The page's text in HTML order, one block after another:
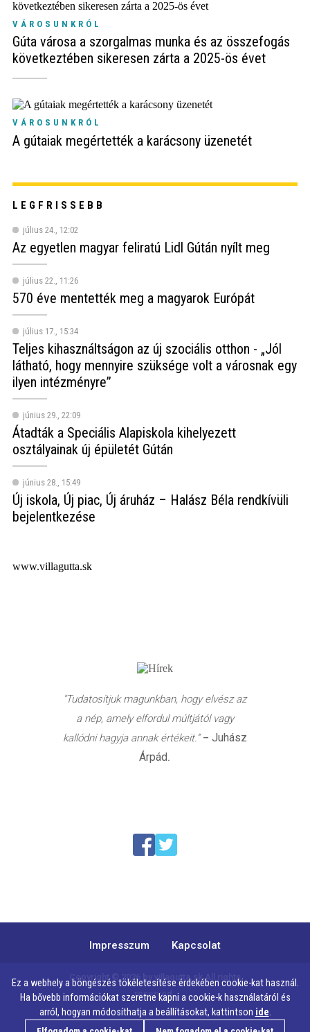
VÁROSUNKRÓL
Gúta városa a szorgalmas munka és az összefogás
következtében sikeresen zárta a 2025-ös évet
VÁROSUNKRÓL
A gútaiak megértették a karácsony üzenetét
LEGFRISSEBB
július 24., 12:02
Az egyetlen magyar feliratú Lidl Gútán nyílt meg
július 22., 11:26
570 éve mentették meg a magyarok Európát
július 17., 15:34
Teljes kihasználtságon az új szociális otthon - „Jól
látható, hogy mennyire szüksége volt a városnak egy
ilyen intézményre”
június 29., 22:09
Átadták a Speciális Alapiskola kihelyezett
osztályainak új épületét Gútán
június 28., 15:49
Új iskola, Új piac, Új áruház – Halász Béla rendkívüli
bejelentkezése
www.villagutta.sk
"Tudatosítjuk magunkban, hogy elvész az
a nép, amely elfordul múltjától vagy
kallódni hagyja annak értékeit.”– Juhász
Árpád.
Impresszum Kapcsolat
Copyright © 2026 by villagutta.skAll rights
reserved.
Ez a webhely a böngészés tökéletesítése érdekében cookie-kat használ.
Ha bővebb információkat szeretne kapni a cookie-k használatáról és
arról, hogyan módosíthatja a beállításokat, kattintson ide.